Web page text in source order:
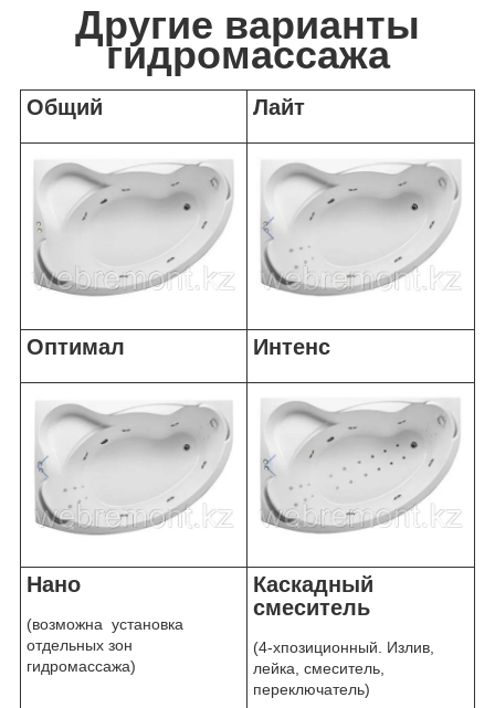
Другие варианты
гидромассажа
Общий Лайт
Оптимал Интенс
Нано
(возможна установка
отдельных зон
гидромассажа)
Каскадный
смеситель
(4-хпозиционный. Излив,
лейка, смеситель,
переключатель)